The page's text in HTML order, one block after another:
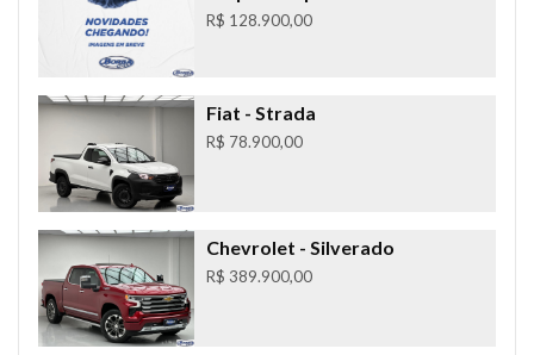
R$ 128.900,00
Fiat - Strada
R$ 78.900,00
Chevrolet - Silverado
R$ 389.900,00